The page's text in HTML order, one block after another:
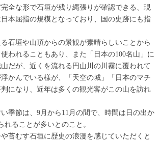
全な形で石垣が残り縄張りが確認できる、現
本屈指の規模となっており、国の史跡にも指
石垣や山頂からの景観が素晴らしいことから
われることもあり、また「日本の100名山」に
だが、近くを流れる円山川の川霧に覆われて
かんでいる様が、「天空の城」「日本のマチ
になり、近年は多くの観光客がこの山を訪れ
季節は、9月から11月の間で、時間は日の出か
れることが多いとのこと。
苔むす石垣に歴史の浪漫を感じていただくと